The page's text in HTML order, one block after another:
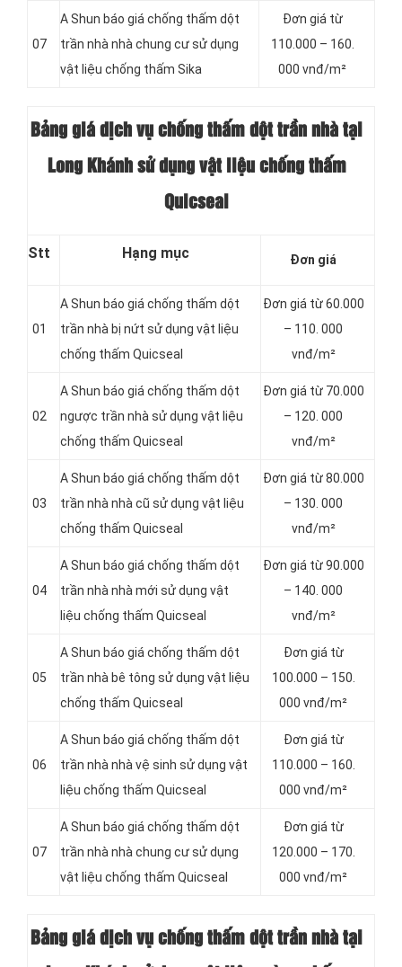
07
A Shun báo giá chống thấm dột
trần nhà nhà chung cư sử dụng
vật liệu chống thấm Sika
Đơn giá từ
110.000 – 160.
000 vnđ/m²
Bảng giá dịch vụ chống thấm dột trần nhà tại
Long Khánh sử dụng vật liệu chống thấm
Quicseal
Stt Hạng mục Đơn giá
01
A Shun báo giá chống thấm dột
trần nhà bị nứt sử dụng vật liệu
chống thấm Quicseal
Đơn giá từ 60.000
– 110. 000
vnđ/m²
02
A Shun báo giá chống thấm dột
ngược trần nhà sử dụng vật liệu
chống thấm Quicseal
Đơn giá từ 70.000
– 120. 000
vnđ/m²
03
A Shun báo giá chống thấm dột
trần nhà nhà cũ sử dụng vật liệu
chống thấm Quicseal
Đơn giá từ 80.000
– 130. 000
vnđ/m²
04
A Shun báo giá chống thấm dột
trần nhà nhà mới sử dụng vật
liệu chống thấm Quicseal
Đơn giá từ 90.000
– 140. 000
vnđ/m²
05
A Shun báo giá chống thấm dột
trần nhà bê tông sử dụng vật liệu
chống thấm Quicseal
Đơn giá từ
100.000 – 150.
000 vnđ/m²
06
A Shun báo giá chống thấm dột
trần nhà nhà vệ sinh sử dụng vật
liệu chống thấm Quicseal
Đơn giá từ
110.000 – 160.
000 vnđ/m²
07
A Shun báo giá chống thấm dột
trần nhà nhà chung cư sử dụng
vật liệu chống thấm Quicseal
Đơn giá từ
120.000 – 170.
000 vnđ/m²
Bảng giá dịch vụ chống thấm dột trần nhà tại